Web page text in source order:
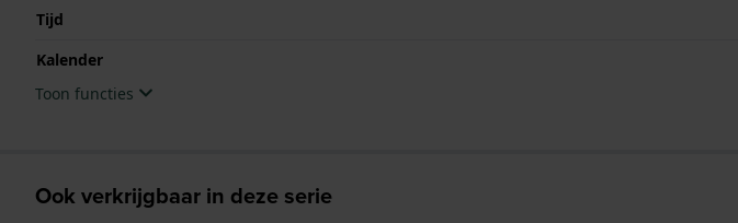
Tijd
Kalender
Toon functies
Ook verkrijgbaar in deze serie